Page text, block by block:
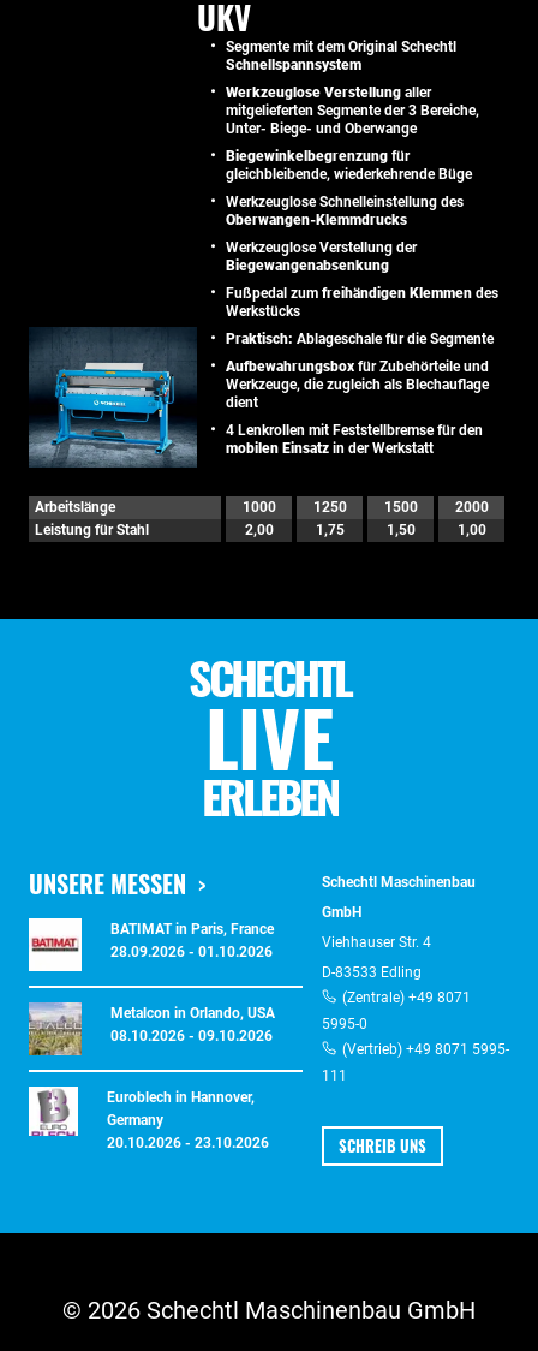
UKV
Segmente mit dem Original Schechtl
Schnellspannsystem
Werkzeuglose Verstellung aller
mitgelieferten Segmente der 3 Bereiche,
Unter- Biege- und Oberwange
Biegewinkelbegrenzung für
gleichbleibende, wiederkehrende Büge
Werkzeuglose Schnelleinstellung des
Oberwangen-Klemmdrucks
Werkzeuglose Verstellung der
Biegewangenabsenkung
Fußpedal zum freihändigen Klemmen des
Werkstücks
Praktisch: Ablageschale für die Segmente
Aufbewahrungsbox für Zubehörteile und
Werkzeuge, die zugleich als Blechauflage
dient
4 Lenkrollen mit Feststellbremse für den
mobilen Einsatz in der Werkstatt
Arbeitslänge 1000 1250 1500
2000
Leistung für Stahl
2,00 1,75 1,50 1,00
SCHECHTL
LIVE
ERLEBEN
UNSERE MESSEN
BATIMAT in Paris, France
28.09.2026 - 01.10.2026
Metalcon in Orlando, USA
08.10.2026 - 09.10.2026
Euroblech in Hannover,
Germany
20.10.2026 - 23.10.2026
Schechtl Maschinenbau
GmbH
Viehhauser Str. 4
D-83533 Edling
(Zentrale) +49 8071
5995-0
(Vertrieb) +49 8071 5995-
111
SCHREIB UNS
© 2026 Schechtl Maschinenbau GmbH